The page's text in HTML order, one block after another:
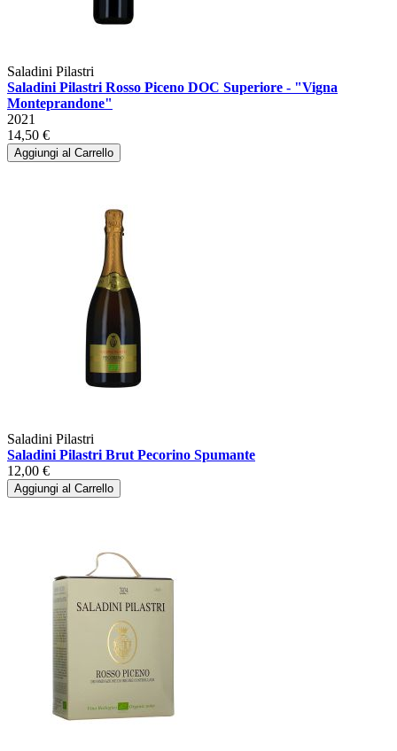
Saladini Pilastri
Saladini Pilastri Rosso Piceno DOC Superiore - "Vigna
Monteprandone"
2021
14,50 €
Aggiungi al Carrello
Saladini Pilastri
Saladini Pilastri Brut Pecorino Spumante
12,00 €
Aggiungi al Carrello